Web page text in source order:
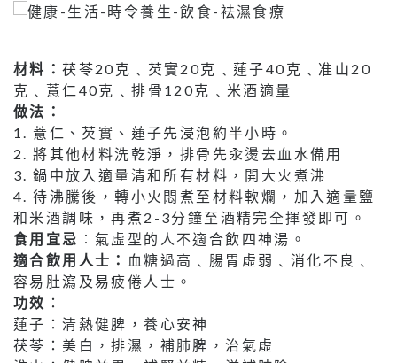
材料：茯苓20克﹑芡實20克﹑蓮子40克﹑准山20
克﹑薏仁40克﹑排骨120克﹑米酒適量
做法：
1. 薏仁、芡實、蓮子先浸泡約半小時。
2. 將其他材料洗乾淨，排骨先汆燙去血水備用
3. 鍋中放入適量清和所有材料，開大火煮沸
4. 待沸騰後，轉小火悶煮至材料軟爛，加入適量鹽
和米酒調味，再煮2-3分鐘至酒精完全揮發即可。
食用宜忌 ︰氣虛型的人不適合飲四神湯。
適合飲用人士： 血糖過高﹑腸胃虛弱﹑消化不良﹑
容易肚瀉及易疲倦人士。
功效 ：
蓮子：清熱健脾，養心安神
茯苓：美白，排濕，補肺脾，治氣虛